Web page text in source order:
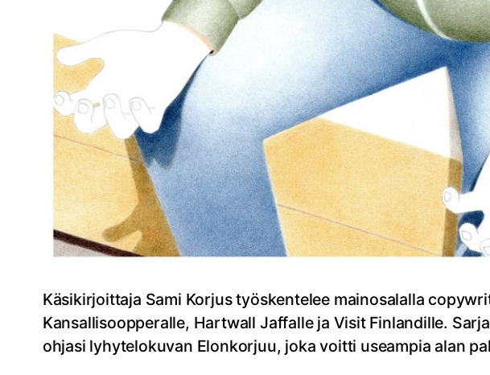
Käsikirjoittaja Sami Korjus työskentelee mainosalalla
Kansallisoopperalle, Hartwall Jaffalle ja Visit Finlandille.
ohjasi lyhytelokuvan Elonkorjuu, joka voitti useampia alan